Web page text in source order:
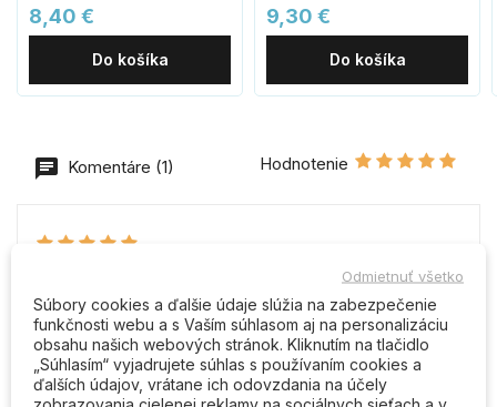
8,40 €
Do košíka
9,30 €
Do košíka
Komentáre (1) Hodnotenie
Od Gabriel L.
Recenzia bola napísaná na Heureka.sk
Pre: Dlho som zháňal vložku zámku bežne nepoužívaných
Odmietnuť všetko
Súbory cookies a ďalšie údaje slúžia na zabezpečenie
funkčnosti webu a s Vaším súhlasom aj na personalizáciu
obsahu našich webových stránok. Kliknutím na tlačidlo
„Súhlasím“ vyjadrujete súhlas s používaním cookies a
ďalších údajov, vrátane ich odovzdania na účely